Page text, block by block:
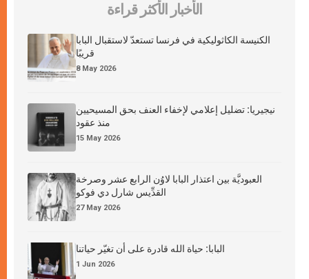
الأخبار الأكثر قراءة
الكنيسة الكاثوليكية في فرنسا تستعدّ لاستقبال البابا
قريبًا
8 May 2026
نيجيريا: تضليل إعلامي لإخفاء العنف بحق المسيحيين
منذ عقود
15 May 2026
العبوديَّة بين اعتذار البابا لاوُن الرابع عشر وصرخة
القدِّيس شارل دي فوكو
27 May 2026
البابا: حياة الله قادرة على أن تغيّر حياتنا
1 Jun 2026